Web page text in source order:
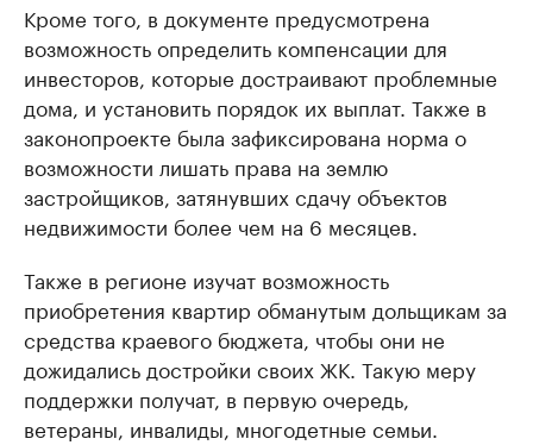
Кроме того, в документе предусмотрена
возможность определить компенсации для
инвесторов, которые достраивают проблемные
дома, и установить порядок их выплат. Также в
законопроекте была зафиксирована норма о
возможности лишать права на землю
застройщиков, затянувших сдачу объектов
недвижимости более чем на 6 месяцев.
Также в регионе изучат возможность
приобретения квартир обманутым дольщикам за
средства краевого бюджета, чтобы они не
дожидались достройки своих ЖК. Такую меру
поддержки получат, в первую очередь,
ветераны, инвалиды, многодетные семьи.